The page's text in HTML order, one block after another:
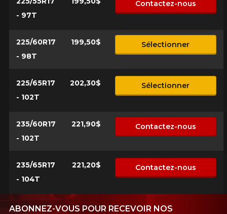
- 97T
Contactez-nous
225/60R17
- 98T
199,50$ Sélectionner
225/65R17
- 102T
202,30$ Sélectionner
235/60R17
- 102T
221,90$ Contactez-nous
235/65R17
- 104T
221,20$ Contactez-nous
ABONNEZ-VOUS POUR RECEVOIR NOS